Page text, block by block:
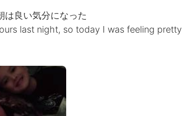
は良い気分になった
last night, so today I was feeling pretty